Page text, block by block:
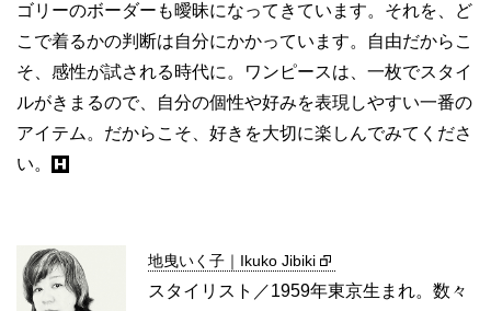
ゴリーのボーダーも曖昧になってきています。それを、ど
こで着るかの判断は自分にかかっています。自由だからこ
そ、感性が試される時代に。ワンピースは、一枚でスタイ
ルがきまるので、自分の個性や好みを表現しやすい一番の
アイテム。だからこそ、好きを大切に楽しんでみてくださ
い。
地曳いく子｜Ikuko Jibiki
スタイリスト／1959年東京生まれ。数々